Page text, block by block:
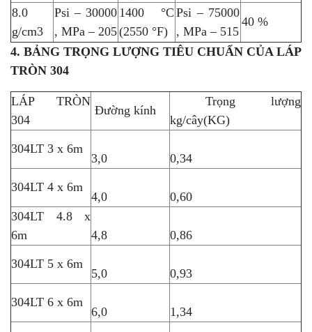
8.0
g/cm3
Psi – 30000
, MPa – 205
1400 °C
(2550 °F)
Psi – 75000
, MPa – 515
40 %
4. BẢNG TRỌNG LƯỢNG TIÊU CHUẨN CỦA LÁP
TRÒN 304
LÁP TRÒN
304
Đường kính
Trọng lượng
kg/cây(KG)
304LT 3 x 6m
3,0 0,34
304LT 4 x 6m
4,0
0,60
304LT 4.8 x
6m
4,8 0,86
304LT 5 x 6m
5,0 0,93
304LT 6 x 6m
6,0 1,34